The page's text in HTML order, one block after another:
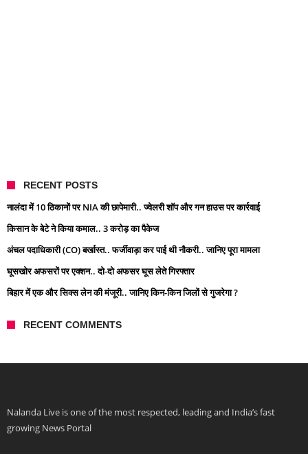
RECENT POSTS
नालंदा में 10 ठिकानों पर NIA की छापेमारी.. ज्वेलरी शॉप और गन हाउस पर कार्रवाई
किसान के बेटे ने किया कमाल.. 3 करोड़ का पैकेज
अंचल पदाधिकारी (CO) बर्खास्त.. फर्जीवाड़ा कर पाई थी नौकरी.. जानिए पूरा मामला
घूसखोर अफसरों पर एक्शन.. दो-दो अफसर घूस लेते गिरफ्तार
बिहार में एक और सिक्स लेन की मंजूरी.. जानिए किन-किन जिलों से गुजरेगा ?
RECENT COMMENTS
Nalanda Live is one of the most respected, leading and India’s fast
growing News Portal